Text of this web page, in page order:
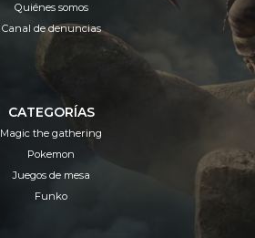
Quiénes somos
Canal de denuncias
CATEGORÍAS
Magic the gathering
Pokemon
Juegos de mesa
Funko